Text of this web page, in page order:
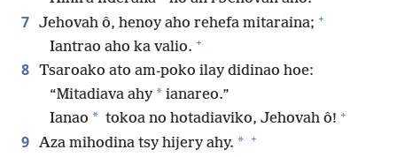
7 Jehovah ô, henoy aho rehefa mitaraina; +
Iantrao aho ka valio. +
8 Tsaroako ato am-poko ilay didinao hoe:
“Mitadiava ahy * ianareo.”
Ianao * tokoa no hotadiaviko, Jehovah ô! +
9 Aza mihodina tsy hijery ahy. * +